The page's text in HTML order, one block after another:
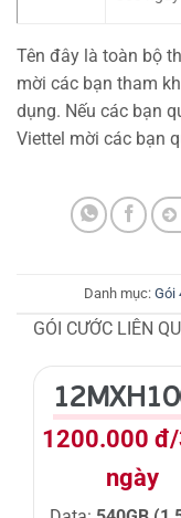
Tên đây là toàn bộ
mời các bạn tham
dụng. Nếu các bạn
Viettel mời các bạn
Danh mục: Gói
GÓI CƯỚC LIÊN
1200.000
ngày